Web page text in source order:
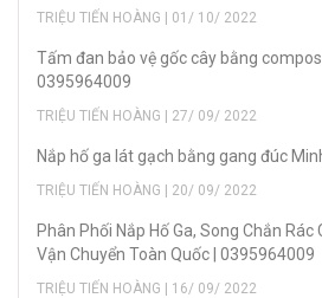
TRIỆU TIẾN HOÀNG | 01/ 10/ 2022
Tấm đan bảo vệ gốc cây bằng
0395964009
TRIỆU TIẾN HOÀNG | 27/ 09/ 2022
Nắp hố ga lát gạch bằng gang đúc
TRIỆU TIẾN HOÀNG | 20/ 09/ 2022
Phân Phối Nắp Hố Ga, Song Chắn
Vận Chuyển Toàn Quốc | 0395964009
TRIỆU TIẾN HOÀNG | 16/ 09/ 2022